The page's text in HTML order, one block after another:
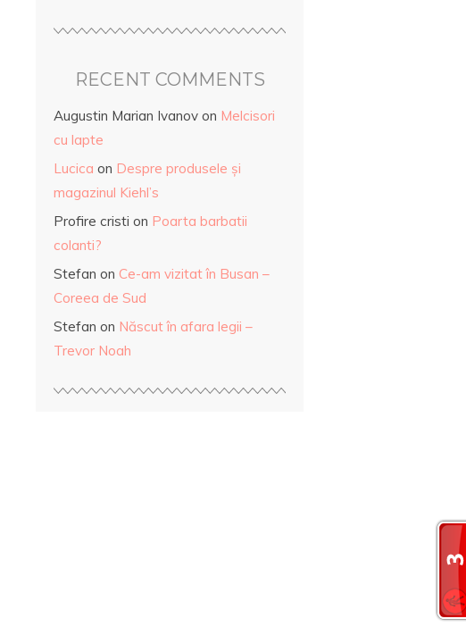
RECENT COMMENTS
Augustin Marian Ivanov on Melcisori
cu lapte
Lucica on Despre produsele și
magazinul Kiehl’s
Profire cristi on Poarta barbatii
colanti?
Stefan on Ce-am vizitat în Busan –
Coreea de Sud
Stefan on Născut în afara legii –
Trevor Noah